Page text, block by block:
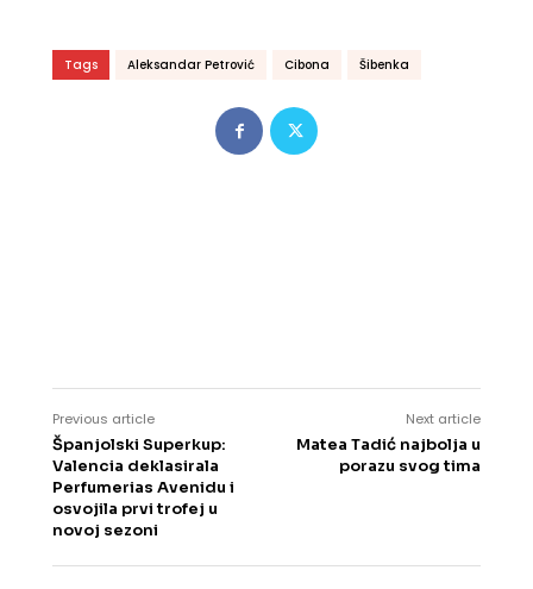
Tags Aleksandar Petrović Cibona Šibenka
Previous article
Španjolski Superkup:
Valencia deklasirala
Perfumerias Avenidu i
osvojila prvi trofej u
novoj sezoni
Next article
Matea Tadić najbolja u
porazu svog tima